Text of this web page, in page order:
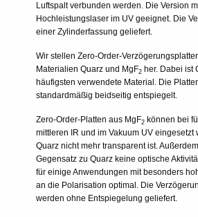
Luftspalt verbunden werden. Die Version
Hochleistungslaser im UV geeignet. Die
einer Zylinderfassung geliefert.
Wir stellen Zero-Order-
Materialien Quarz und MgF2her. Dabei ist
häufigsten verwendete Material. Die
standardmäßig beidseitig entspiegelt.
Zero-Order-Platten aus MgF2können bei
mittleren IR und im Vakuum UV eingesetzt
Quarz nicht mehr transparent ist.
Gegensatz zu Quarz keine optische
für einige Anwendungen mit besonders
an die Polarisation optimal. Die
werden ohne Entspiegelung geliefert.